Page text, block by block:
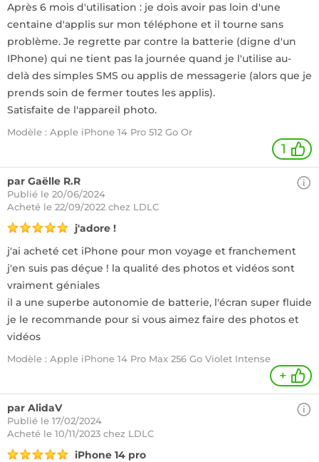
Après 6 mois d'utilisation : je dois avoir pas loin d'une
centaine d'applis sur mon téléphone et il tourne sans
problème. Je regrette par contre la batterie (digne d'un
IPhone) qui ne tient pas la journée quand je l'utilise au-
delà des simples SMS ou applis de messagerie (alors que je
prends soin de fermer toutes les applis).
Satisfaite de l'appareil photo.
Modèle : Apple iPhone 14 Pro 512 Go Or
1
par Gaëlle R.R
Publié le 20/06/2024
Acheté le 22/09/2022 chez LDLC
j'adore !
j'ai acheté cet iPhone pour mon voyage et franchement
j'en suis pas déçue ! la qualité des photos et vidéos sont
vraiment géniales
il a une superbe autonomie de batterie, l'écran super fluide
je le recommande pour si vous aimez faire des photos et
vidéos
Modèle : Apple iPhone 14 Pro Max 256 Go Violet Intense
+
par AlidaV
Publié le 17/02/2024
Acheté le 10/11/2023 chez LDLC
iPhone 14 pro